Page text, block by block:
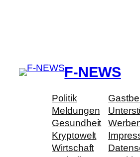
F-NEWS
Politik
Meldungen
Gesundheit
Kryptowelt
Wirtschaft